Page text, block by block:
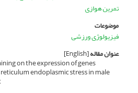
تمرین هوازی
موضوعات
فیزیولوژی ورزشی
عنوان مقاله[English]
on the expression of genes
endoplasmic stress in male